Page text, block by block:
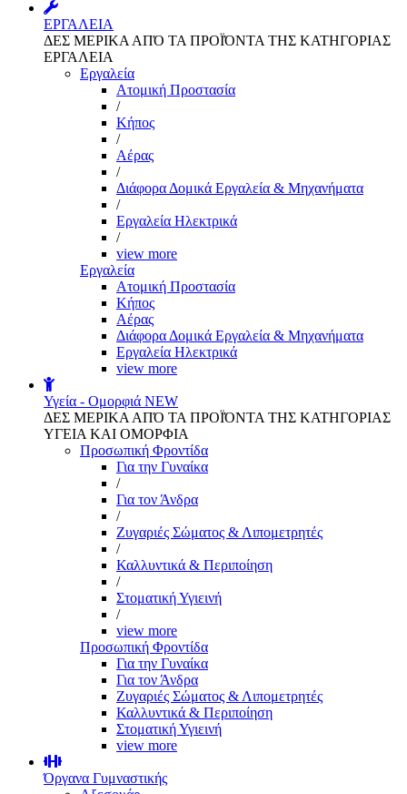
ΕΡΓΑΛΕΙΑ
ΔΕΣ ΜΕΡΙΚΑ ΑΠΌ ΤΑ ΠΡΟΪΌΝΤΑ ΤΗΣ ΚΑΤΗΓΟΡΙΑΣ
ΕΡΓΑΛΕΙΑ
Εργαλεία
Aτομική Προστασία
/
Kήπος
/
Αέρας
/
Διάφορα Δομικά Εργαλεία & Μηχανήματα
/
Εργαλεία Ηλεκτρικά
/
view more
Εργαλεία
Aτομική Προστασία
Kήπος
Αέρας
Διάφορα Δομικά Εργαλεία & Μηχανήματα
Εργαλεία Ηλεκτρικά
view more
Υγεία - Ομορφιά NEW
ΔΕΣ ΜΕΡΙΚΑ ΑΠΌ ΤΑ ΠΡΟΪΌΝΤΑ ΤΗΣ ΚΑΤΗΓΟΡΙΑΣ
ΥΓΕΙΑ ΚΑΙ ΟΜΟΡΦΙΑ
Προσωπική Φροντίδα
Για την Γυναίκα
/
Για τον Άνδρα
/
Ζυγαριές Σώματος & Λιπομετρητές
/
Καλλυντικά & Περιποίηση
/
Στοματική Υγιεινή
/
view more
Προσωπική Φροντίδα
Για την Γυναίκα
Για τον Άνδρα
Ζυγαριές Σώματος & Λιπομετρητές
Καλλυντικά & Περιποίηση
Στοματική Υγιεινή
view more
Όργανα Γυμναστικής